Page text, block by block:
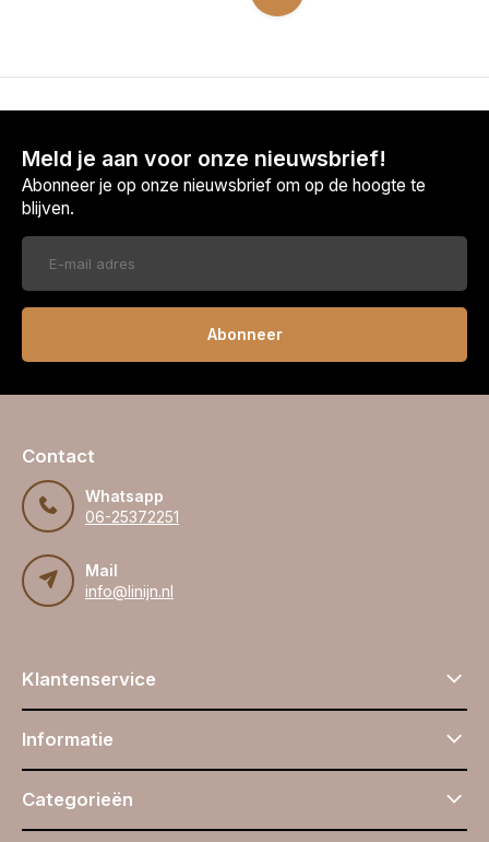
Meld je aan voor onze nieuwsbrief!
Abonneer je op onze nieuwsbrief om op de hoogte te
blijven.
Abonneer
Contact
Whatsapp
06-25372251
Mail
info@linijn.nl
Klantenservice
Informatie
Categorieën